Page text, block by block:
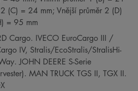
(C) = 24 mm; Vnější průměr 2 (D)
= 95 mm
Cargo. IVECO EuroCargo III /
IV, Stralis/EcoStralis/StralisHi-
JOHN DEERE S-Serie
MAN TRUCK TGS II, TGX II.